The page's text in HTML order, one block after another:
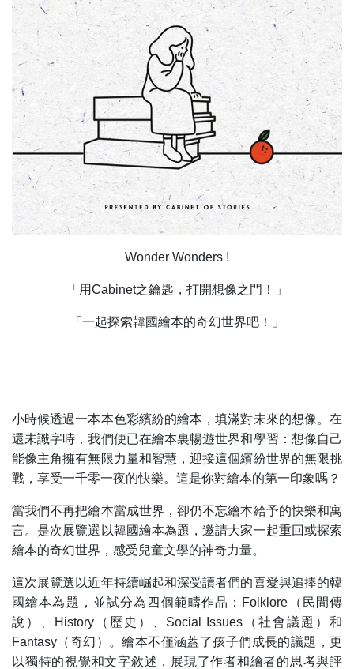
Wonder Wonders !
「用Cabinet之鑰匙，打開想像之門！」
「一起探索韓國繪本的奇幻世界吧！」
小時候透過一本本色彩繽紛的繪本，填滿對未來的想像。在
還未識字時，我們便已在繪本裏暢遊世界和學習：想像自己
能像主角擁有無限力量和智慧，迎接這個繽紛世界的無限挑
戰，享受一千零一夜的快樂。這是你對繪本的第一印象嗎？
當我們不再把繪本當成世界，卻仍不忘繪本給予的快樂和寓
言。是次展覽選以韓國繪本為題，邀請大家一起重回或探索
繪本的奇幻世界，感受兒童文學的神奇力量。
這次展覽選以近年持續崛起和深受讀者們的喜愛與追捧的韓
國繪本為題，並試分為四個範疇作品：Folklore（民間傳
說）、History（歷史）、Social Issues（社會議題）和
Fantasy（奇幻）。繪本不僅涵蓋了孩子們成長的議題，更
以獨特的視覺和文字敘述，展現了作者和繪者的思考與評